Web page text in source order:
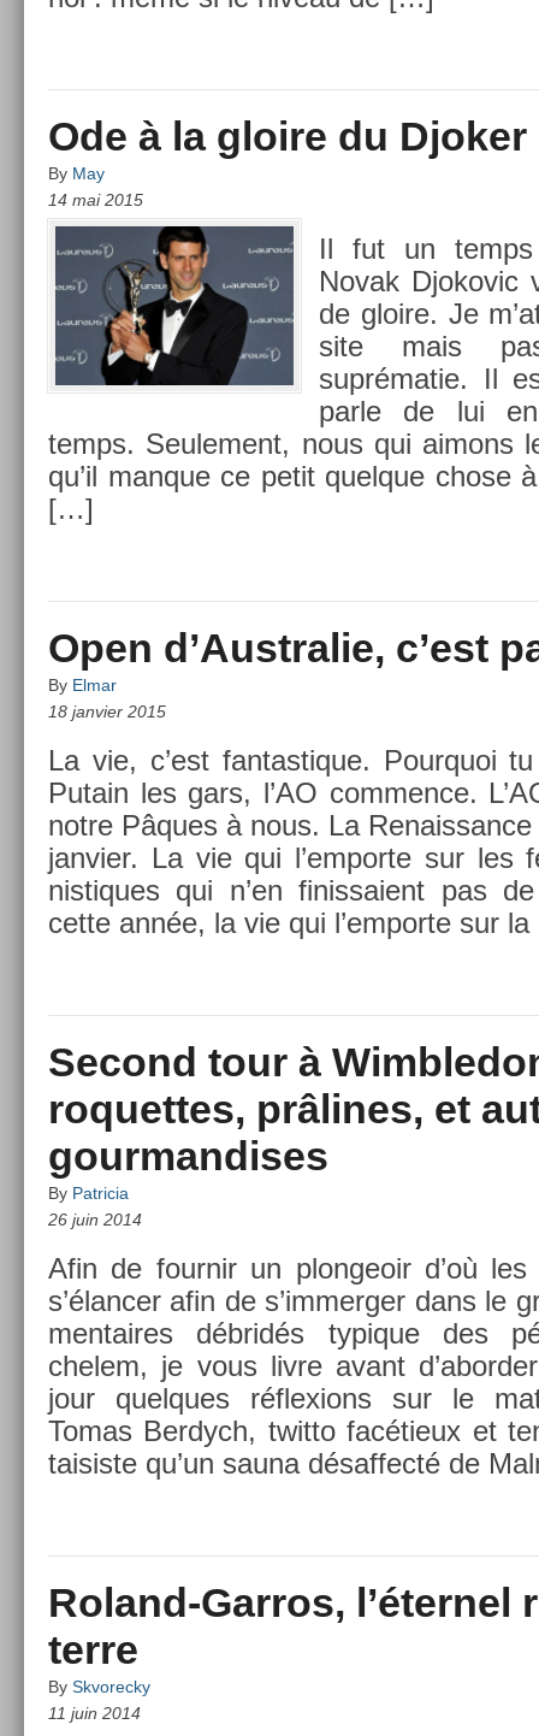
Ode à la gloire du Djoker
By May
14 mai 2015
Il fut un temps
Novak Djokovic
de gloire. Je
site mais
suprématie. Il
parle de lui
temps. Seule­ment, nous qui aimons
qu’il man­que ce petit quel­que chose
[…]
Open d’Australie, c’est
By Elmar
18 janvier 2015
La vie, c’est fan­tastique. Pour­quoi
Putain les gars, l’AO com­m­ence.
notre Pâques à nous. La
janvier. La vie qui l’em­porte sur les
nistiques qui n’en fin­is­saient pas
cette année, la vie qui l’em­porte sur
Second tour à
roquettes, prâlines, et
gourmandises
By Patricia
26 juin 2014
Afin de four­nir un plon­geoir d’où les
s’élanc­er afin de s’im­merg­er dans le
men­taires débridés typique des
chelem, je vous livre avant
jour quel­ques réflex­ions sur le
Tomas Be­rdych, twit­to facétieux et
taisis­te qu’un sauna désaf­fecté de
Roland-Garros, l’éternel
terre
By Skvorecky
11 juin 2014